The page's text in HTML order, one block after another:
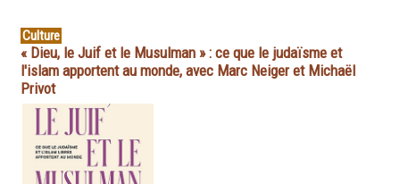
Culture
« Dieu, le Juif et le Musulman » : ce que le judaïsme et
l'islam apportent au monde, avec Marc Neiger et Michaël
Privot